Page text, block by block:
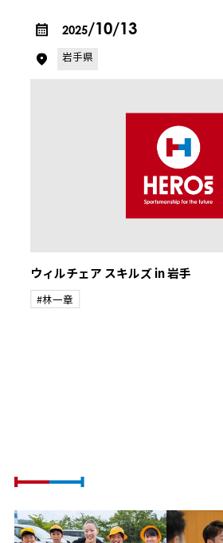
2025/10/13
岩手県
ウィルチェア スキルズ in 岩手
#林一章